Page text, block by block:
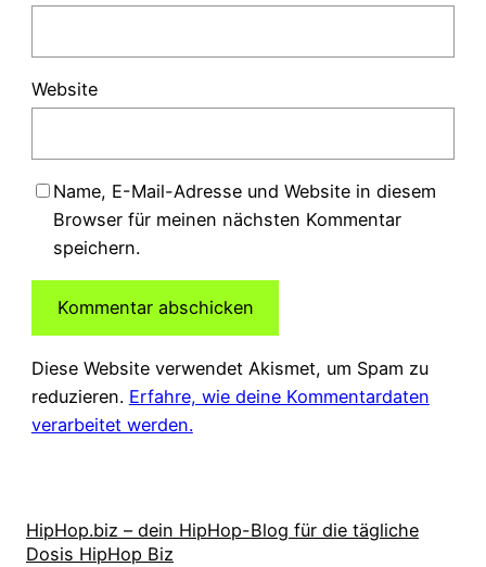
Website
Name, E-Mail-Adresse und Website in diesem
Browser für meinen nächsten Kommentar
speichern.
Diese Website verwendet Akismet, um Spam zu
reduzieren. Erfahre, wie deine Kommentardaten
verarbeitet werden.
HipHop.biz – dein HipHop-Blog für die tägliche
Dosis HipHop Biz